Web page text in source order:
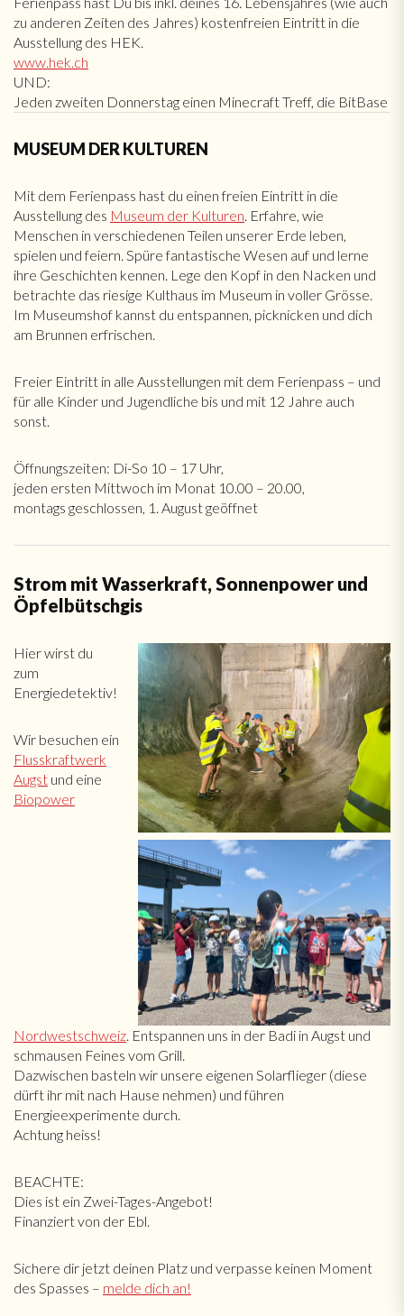
zu anderen Zeiten des Jahres) kostenfreien Eintritt in die
Ausstellung des HEK.
www.hek.ch
UND:
Jeden zweiten Donnerstag einen Minecraft Treff, die BitBase
MUSEUM DER KULTUREN
Mit dem Ferienpass hast du einen freien Eintritt in die
Ausstellung des Museum der Kulturen. Erfahre, wie
Menschen in verschiedenen Teilen unserer Erde leben,
spielen und feiern. Spüre fantastische Wesen auf und lerne
ihre Geschichten kennen. Lege den Kopf in den Nacken und
betrachte das riesige Kulthaus im Museum in voller Grösse.
Im Museumshof kannst du entspannen, picknicken und dich
am Brunnen erfrischen.
Freier Eintritt in alle Ausstellungen mit dem Ferienpass – und
für alle Kinder und Jugendliche bis und mit 12 Jahre auch
sonst.
Öffnungszeiten: Di-So 10 – 17 Uhr,
jeden ersten Mittwoch im Monat 10.00 – 20.00,
montags geschlossen, 1. August geöffnet
Strom mit Wasserkraft, Sonnenpower und
Öpfelbütschgis
Hier wirst du
zum
Energiedetektiv!
Wir besuchen ein
Flusskraftwerk
Augst und eine
Biopower
Nordwestschweiz. Entspannen uns in der Badi in Augst und
schmausen Feines vom Grill.
Dazwischen basteln wir unsere eigenen Solarflieger (diese
dürft ihr mit nach Hause nehmen) und führen
Energieexperimente durch.
Achtung heiss!
BEACHTE:
Dies ist ein Zwei-Tages-Angebot!
Finanziert von der Ebl.
Sichere dir jetzt deinen Platz und verpasse keinen Moment
des Spasses – melde dich an!